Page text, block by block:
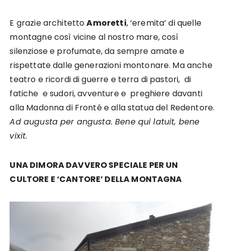
E grazie architettoAmoretti, ‘eremita’ di quelle
montagne così vicine al nostro mare, così
silenziose e profumate, da sempre amate e
rispettate dalle generazioni montonare. Ma anche
teatro e ricordi di guerre e terra di pastori, di
fatiche e sudori, avventure e preghiere davanti
alla Madonna di Fronté e alla statua del Redentore.
Ad augusta per angusta. Bene qui latuit, bene
vixit.
UNA DIMORA DAVVERO SPECIALE PER UN
CULTORE E ‘CANTORE’ DELLA MONTAGNA